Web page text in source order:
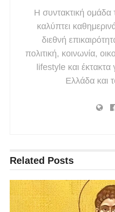
Η συντακτική
καλύπτει
διεθνή
πολιτική, κοινωνία,
lifestyle και
Ελλάδα και
Related Posts